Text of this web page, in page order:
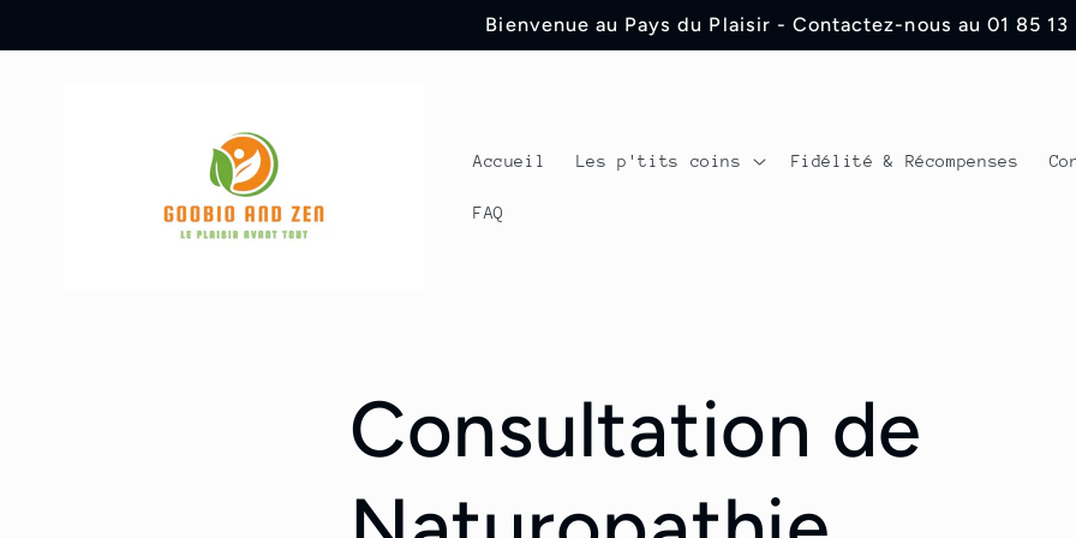
al contenido
Bienvenue au Pays du Plaisir - Contactez-nous au 01 85 13
Accueil Les p'tits coins Fidélité & Récompenses
FAQ
Consultation de